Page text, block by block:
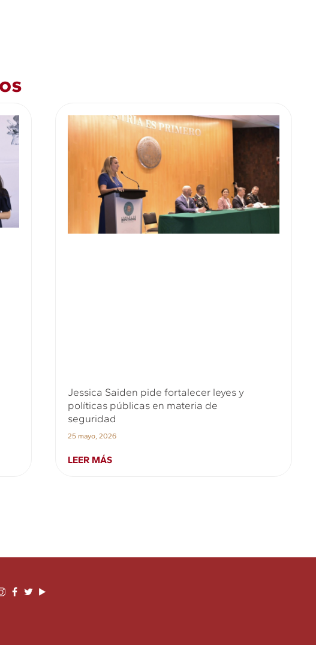
Jessica Saiden pide fortalecer leyes y
políticas públicas en materia de
seguridad
25 mayo, 2026
LEER MÁS